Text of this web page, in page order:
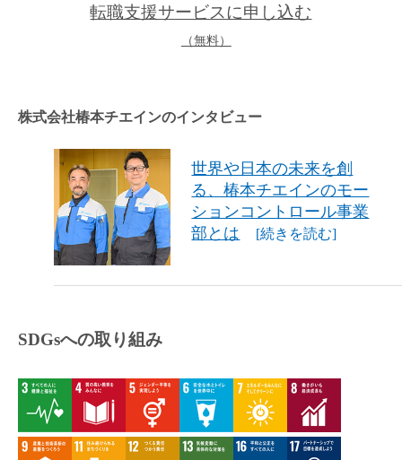
転職支援サービスに申し込む
（無料）
株式会社椿本チエインのインタビュー
世界や日本の未来を創
る、椿本チエインのモー
ションコントロール事業
部とは
[続きを読む]
SDGsへの取り組み